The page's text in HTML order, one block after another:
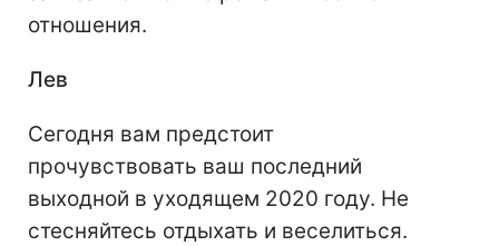
отношения.
Лев
Сегодня вам предстоит
прочувствовать ваш последний
выходной в уходящем 2020 году. Не
стесняйтесь отдыхать и веселиться.